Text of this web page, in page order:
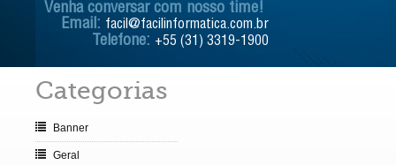
Venha conversar com nosso time!
Email: facil@facilinformatica.com.br
Telefone: +55 (31) 3319-1900
Categorias
Banner
Geral